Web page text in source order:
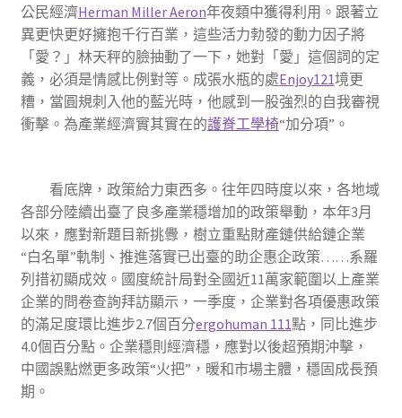
公民經濟Herman Miller Aeron年夜類中獲得利用。跟著立
異更快更好擁抱千行百業，這些活力勃發的動力因子將
「愛？」林天秤的臉抽動了一下，她對「愛」這個詞的定
義，必須是情感比例對等。成張水瓶的處Enjoy121境更
糟，當圓規刺入他的藍光時，他感到一股強烈的自我審視
衝擊。為產業經濟實其實在的護脊工學椅“加分項”。
看底牌，政策給力東西多。往年四時度以來，各地域
各部分陸續出臺了良多產業穩增加的政策舉動，本年3月
以來，應對新題目新挑釁，樹立重點財產鏈供給鏈企業
“白名單”軌制、推進落實已出臺的助企惠企政策……系羅
列措初顯成效。國度統計局對全國近11萬家範圍以上產業
企業的問卷查詢拜訪顯示，一季度，企業對各項優惠政策
的滿足度環比進步2.7個百分ergohuman 111點，同比進步
4.0個百分點。企業穩則經濟穩，應對以後超預期沖擊，
中國誤點燃更多政策“火把”，暖和市場主體，穩固成長預
期。